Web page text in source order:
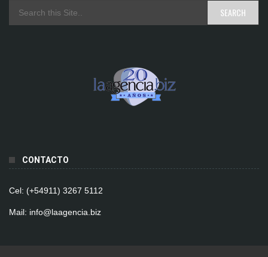
CONTACTO
Cel: (+54911) 3267 5112
Mail: info@laagencia.biz